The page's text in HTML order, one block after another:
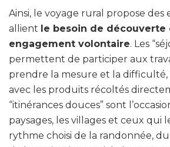
Ainsi, le voyage rural propose des
allient le besoin de découverte
engagement volontaire. Les
permettent de participer aux
prendre la mesure et la difficulté,
avec les produits récoltés
“itinérances douces” sont
paysages, les villages et ceux qui
rythme choisi de la randonnée,